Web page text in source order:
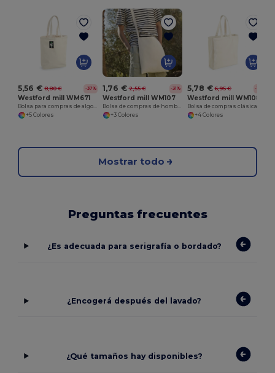
5,56 € 8,80 € -37%
Westford mill WM671
+5 Colores
1,76 € 2,55 € -31%
Westford mill WM107
+3 Colores
5,78 € 6,95 € -17%
Westford mill WM108
+4 Colores
Mostrar todo
Preguntas frecuentes
¿Es adecuada para serigrafía o bordado?
¿Encogerá después del lavado?
¿Qué tamaños hay disponibles?